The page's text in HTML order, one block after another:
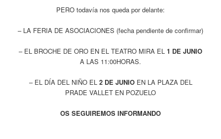
PERO todavía nos queda por delante:
– LA FERIA DE ASOCIACIONES (fecha pendiente de confirmar)
– EL BROCHE DE ORO EN EL TEATRO MIRA EL 1 DE JUNIO
A LAS 11:00HORAS.
– EL DÍA DEL NIÑO EL2 DE JUNIOEN LA PLAZA DEL
PRADE VALLET EN POZUELO
OS SEGUIREMOS INFORMANDO